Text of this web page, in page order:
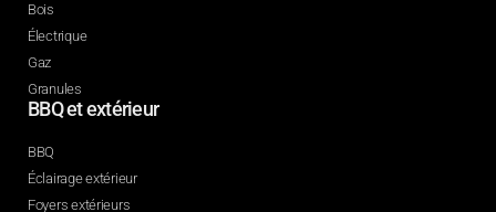
Bois
Électrique
Gaz
Granules
BBQ et extérieur
BBQ
Éclairage extérieur
Foyers extérieurs